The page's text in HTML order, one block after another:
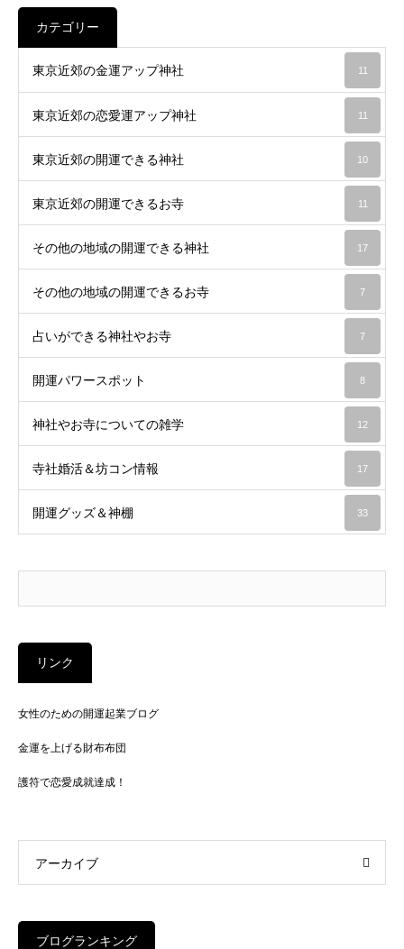
カテゴリー
東京近郊の金運アップ神社 11
東京近郊の恋愛運アップ神社 11
東京近郊の開運できる神社 10
東京近郊の開運できるお寺 11
その他の地域の開運できる神社 17
その他の地域の開運できるお寺 7
占いができる神社やお寺 7
開運パワースポット 8
神社やお寺についての雑学 12
寺社婚活＆坊コン情報 17
開運グッズ＆神棚 33
リンク
女性のための開運起業ブログ
金運を上げる財布布団
護符で恋愛成就達成！
アーカイブ
ブログランキング